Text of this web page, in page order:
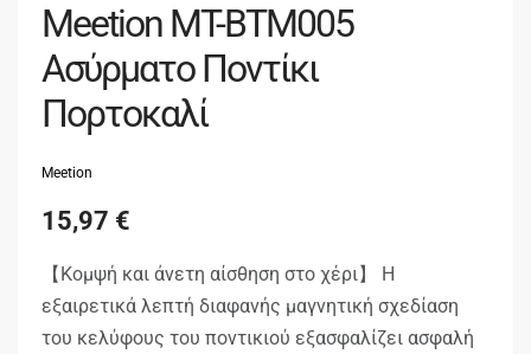
Meetion MT-BTM005
Ασύρματο Ποντίκι
Πορτοκαλί
Meetion
15,97 €
【Κομψή και άνετη αίσθηση στο χέρι】 Η
εξαιρετικά λεπτή διαφανής μαγνητική σχεδίαση
του κελύφους του ποντικιού εξασφαλίζει ασφαλή